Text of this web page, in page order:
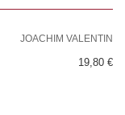
JOACHIM VALENTIN
19,80 €